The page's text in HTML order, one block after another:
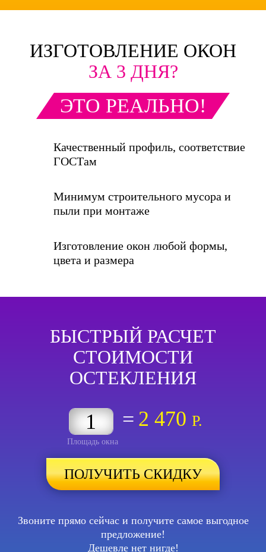
ИЗГОТОВЛЕНИЕ ОКОН
ЗА 3 ДНЯ?
ЭТО РЕАЛЬНО!
Качественный профиль, соответствие
ГОСТам
Минимум строительного мусора и
пыли при монтаже
Изготовление окон любой формы,
цвета и размера
БЫСТРЫЙ РАСЧЕТ
СТОИМОСТИ
ОСТЕКЛЕНИЯ
Площадь окна
= 2 470 Р.
ПОЛУЧИТЬ СКИДКУ
Звоните прямо сейчас и получите самое выгодное
предложение!
Дешевле нет нигде!